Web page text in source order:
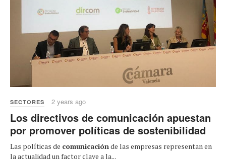
SECTORES 2 years ago
Los directivos de comunicación apuestan
por promover políticas de sostenibilidad
Las políticas de comunicación de las empresas representan en
la actualidad un factor clave a la...